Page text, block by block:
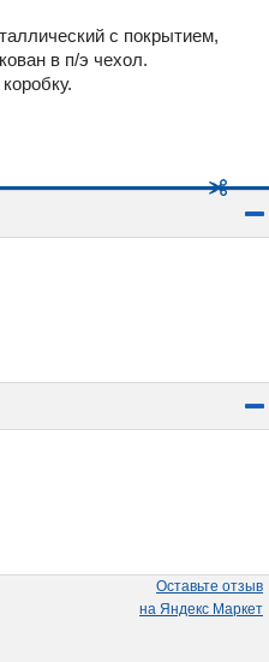
с покрытием,
в п/э чехол.
Оставьте отзыв
на Яндекс Маркет